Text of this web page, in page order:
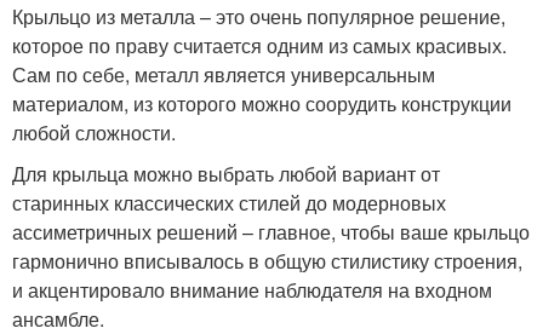
Крыльцо из металла – это очень популярное решение,
которое по праву считается одним из самых красивых.
Сам по себе, металл является универсальным
материалом, из которого можно соорудить конструкции
любой сложности.
Для крыльца можно выбрать любой вариант от
старинных классических стилей до модерновых
ассиметричных решений – главное, чтобы ваше крыльцо
гармонично вписывалось в общую стилистику строения,
и акцентировало внимание наблюдателя на входном
ансамбле.